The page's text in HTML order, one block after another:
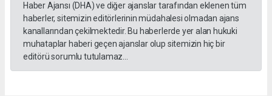
Haber Ajansı (DHA) ve diğer ajanslar tarafından eklenen tüm
haberler, sitemizin editörlerinin müdahalesi olmadan ajans
kanallarından çekilmektedir. Bu haberlerde yer alan hukuki
muhataplar haberi geçen ajanslar olup sitemizin hiç bir
editörü sorumlu tutulamaz...